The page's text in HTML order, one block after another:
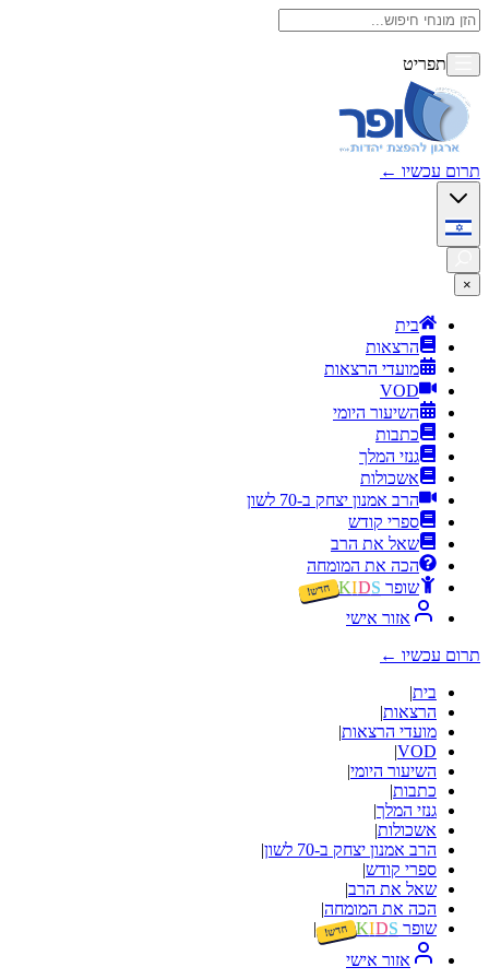
תפריט
תרום עכשיו ←
×
בית
הרצאות
מועדי הרצאות
VOD
השיעור היומי
כתבות
גנזי המלך
אשכולות
הרב אמנון יצחק ב-70 לשון
ספרי קודש
שאל את הרב
הכה את המומחה
שופר
KIDS חדש!
אזור אישי
תרום עכשיו ←
בית|
הרצאות|
מועדי הרצאות|
VOD
|
השיעור היומי|
כתבות|
גנזי המלך|
אשכולות|
הרב אמנון יצחק ב-70 לשון
|
ספרי קודש|
שאל את הרב|
הכה את המומחה|
שופר
KIDS חדש! |
אזור אישי